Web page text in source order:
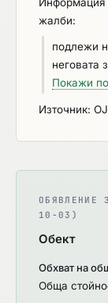
Информация
жалби:
подлежи
неговата
наличие
при
Покажи
Източник:
ОБЯВЛЕНИЕ
10-03)
Обект
Обхват на
Обща